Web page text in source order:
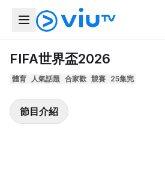
FIFA世界盃2026
體育 人氣話題 合家歡 競賽 25集完
節目介紹